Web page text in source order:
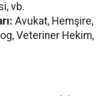
vb.
Avukat, Hemşire,
Veteriner Hekim,